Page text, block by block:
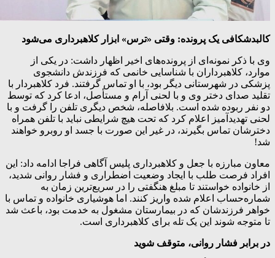
کالبدشکافی یک پرونده: وقتی «ترس» ابزار کلاهبرداری می‌شود
وی با ذکر نمونه‌ای از پرونده‌های اخیر اظهار داشت: در یکی از
موارد، کلاهبرداران با شناسایی خانمی که فرزندش دانشجوی
پزشکی در شهرستانی دیگر بود، با او تماس گرفتند. فرد کلاهبردار با
تقلید صدای دختر وی و با لحنی آرام و مستأصل، ادعا کرد که توسط
دو نفر ربوده شده است. بلافاصله، شخص دیگری تلفن را گرفت و با
لحنی تهدیدآمیز اعلام کرد که تحت هیچ شرایطی نباید با تلفن همراه
دخترشان تماس بگیرند، در غیر این صورت با جسد او روبرو خواهند
شد!
معاون مبارزه با جعل و کلاهبرداری پلیس آگاهی فراجا ادامه داد: این
افراد فرصت طلب با ایجاد وضعیت اضطراری و فشار روانی شدید،
از خانواده خواستند تا مبلغ هنگفتی را در سریع‌ترین زمان به
شماره‌حساب اعلام شده واریز کنند. اما هوشیاری خانواده و تماس با
خواهر فرزندشان که در بیمارستان مشغول به خدمت بود، باعث شد
تا متوجه شوند این یک تله برای کلاهبرداری است.
در برابر فشار روانی، متوقف شوید